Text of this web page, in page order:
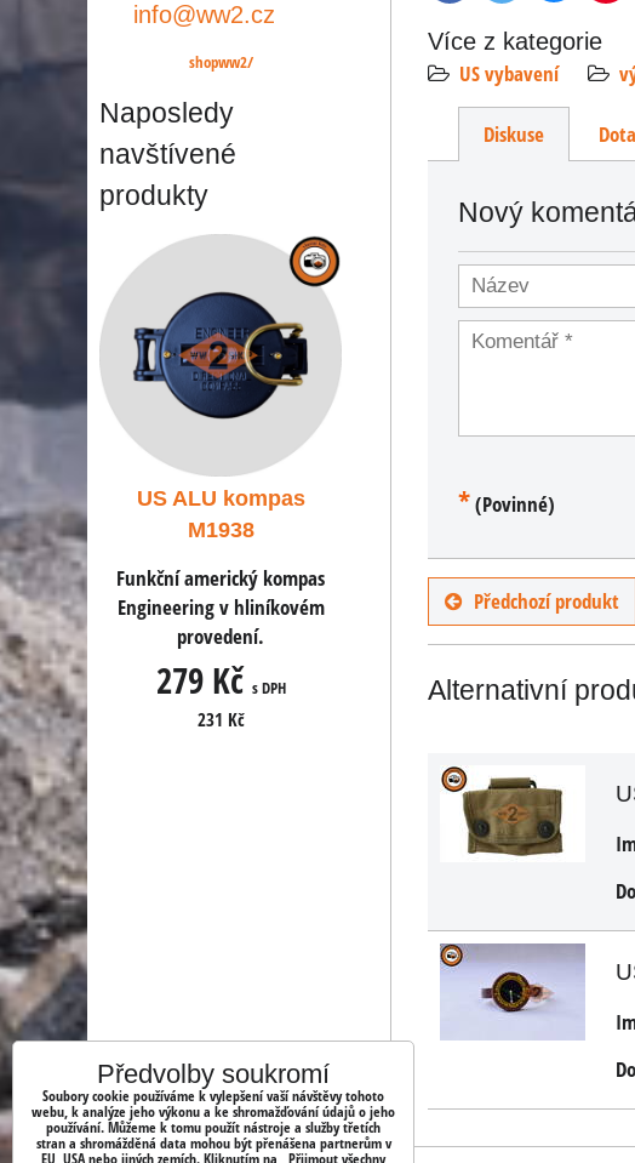
Více z kategorie
US vybavení
Diskuse
Nový
*(Povinné)
Předchozí produkt
Alternativní
info@ww2.cz
shopww2/
Naposledy
navštívené
produkty
DPH
US ALU kompas
M1938
Funkční americký kompas
Engineering v hliníkovém
provedení.
279 Kč s DPH
231 Kč
US ALU kompas
Funkční americký kompas
Engineering v hliníkovém
279 Kčs DPH
Předvolby soukromí
Soubory cookie používáme k vylepšení vaší návštěvy tohoto
webu, k analýze jeho výkonu a ke shromažďování údajů o jeho
používání. Můžeme k tomu použít nástroje a služby třetích
stran a shromážděná data mohou být přenášena partnerům v
EU, USA nebo jiných zemích. Kliknutím na „Přijmout všechny